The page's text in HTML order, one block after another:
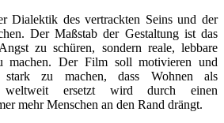
Dialektik des vertrackten Seins und der
Der Maßstab der Gestaltung ist das
zu schüren, sondern reale, lebbare
machen. Der Film soll motivieren und
zu machen, dass Wohnen als
weltweit ersetzt wird durch einen
mehr Menschen an den Rand drängt.